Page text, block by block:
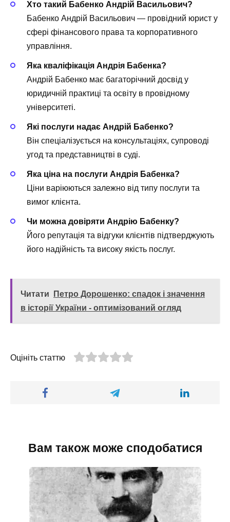
Хто такий Бабенко Андрій Васильович?
Бабенко Андрій Васильович — провідний юрист у
сфері фінансового права та корпоративного
управління.
Яка кваліфікація Андрія Бабенка?
Андрій Бабенко має багаторічний досвід у
юридичній практиці та освіту в провідному
університеті.
Які послуги надає Андрій Бабенко?
Він спеціалізується на консультаціях, супроводі
угод та представництві в суді.
Яка ціна на послуги Андрія Бабенка?
Ціни варіюються залежно від типу послуги та
вимог клієнта.
Чи можна довіряти Андрію Бабенку?
Його репутація та відгуки клієнтів підтверджують
його надійність та високу якість послуг.
Читати
Петро Дорошенко: спадок і значення
в історії України - оптимізований огляд
Оцініть статтю
Вам також може сподобатися